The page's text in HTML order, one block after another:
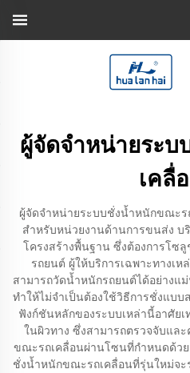
ผู้จัดจำหน่ายระ
เคลื่
ผู้จัดจำหน่ายระบบชั่งน้ำหนักขณะ
สำหรับหน่วยงานด้านการขนส่ง บ
โครงสร้างพื้นฐาน ซึ่งต้องการโซ
รถยนต์ ผู้ให้บริการเฉพาะทางเ
สามารถวัดน้ำหนักรถยนต์ได้อย่างแ
ทำให้ไม่จำเป็นต้องใช้วิธีการชั่งแบ
ฟังก์ชันหลักของระบบเหล่านี้อาศัย
ในผิวทาง ซึ่งสามารถตรวจจับแล
ขณะรถเคลื่อนผ่านโซนที่กำหนดด้ว
ชั่งน้ำหนักขณะรถเคลื่อนที่รุ่นใหม่จะ